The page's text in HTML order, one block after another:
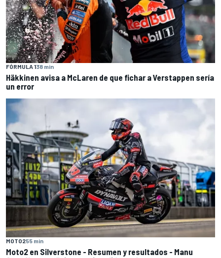
FÓRMULA 138 min
Häkkinen avisa a McLaren de que fichar a Verstappen sería
un error
MOTO255 min
Moto2 en Silverstone - Resumen y resultados - Manu